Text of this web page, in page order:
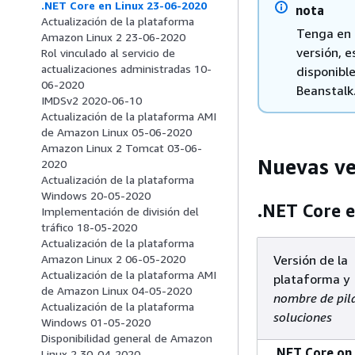
.NET Core en Linux 23-06-2020
Actualización de la plataforma
Amazon Linux 2 23-06-2020
Rol vinculado al servicio de
actualizaciones administradas 10-
06-2020
IMDSv2 2020-06-10
Actualización de la plataforma AMI
de Amazon Linux 05-06-2020
Amazon Linux 2 Tomcat 03-06-
2020
Actualización de la plataforma
Windows 20-05-2020
Implementación de división del
tráfico 18-05-2020
Actualización de la plataforma
Amazon Linux 2 06-05-2020
Actualización de la plataforma AMI
de Amazon Linux 04-05-2020
Actualización de la plataforma
Windows 01-05-2020
Disponibilidad general de Amazon
nota
Tenga
versión,
Nuevas
.NET Core
Versión de la
plataforma y
nombre de
soluciones